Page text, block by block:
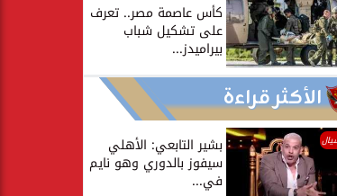
كأس عاصمة مصر.. تعرف
على تشكيل شباب
بيراميدز...
الأكثر قراءة
بشير التابعي: الأهلي
سيفوز بالدوري وهو نايم
في...